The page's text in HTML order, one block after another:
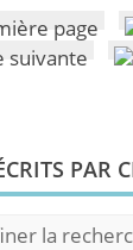
PAR
la